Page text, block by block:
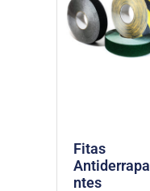
Fitas
Antiderrapa
ntes